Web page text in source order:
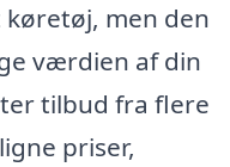
men den
værdien af din
tilbud fra flere
priser,